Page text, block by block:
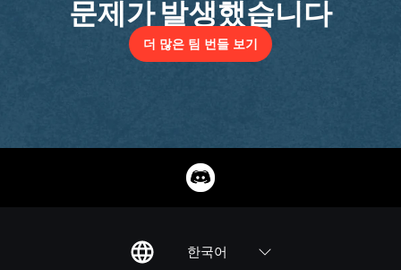
문제가 발생했습니다
더 많은 팀 번들 보기
한국어